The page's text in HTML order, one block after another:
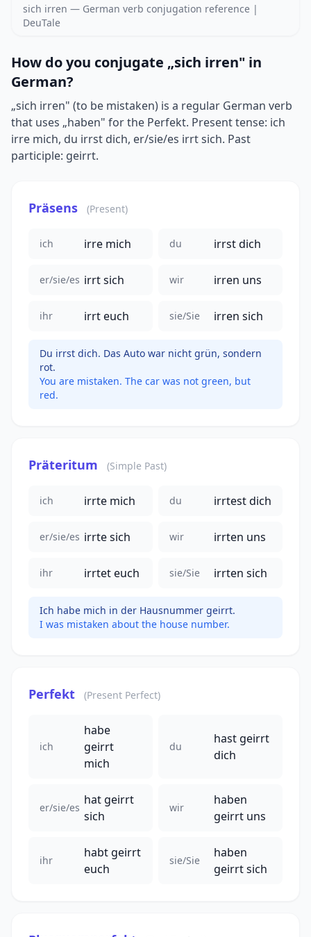
sich irren — German verb conjugation reference |
DeuTale
How do you conjugate „sich irren" in
German?
„sich irren" (to be mistaken) is a regular German verb
that uses „haben" for the Perfekt. Present tense: ich
irre mich, du irrst dich, er/sie/es irrt sich. Past
participle: geirrt.
Präsens (Present)
ich irre mich du irrst dich
er/sie/es irrt sich wir irren uns
ihr irrt euch sie/Sie irren sich
Du irrst dich. Das Auto war nicht grün, sondern
rot.
You are mistaken. The car was not green, but
red.
Präteritum (Simple Past)
ich irrte mich du irrtest dich
er/sie/es irrte sich wir irrten uns
ihr irrtet euch sie/Sie irrten sich
Ich habe mich in der Hausnummer geirrt.
I was mistaken about the house number.
Perfekt (Present Perfect)
ich
habe
geirrt
mich
du
hast geirrt
dich
er/sie/es
hat geirrt
sich
wir
haben
geirrt uns
ihr
habt geirrt
euch
sie/Sie
haben
geirrt sich